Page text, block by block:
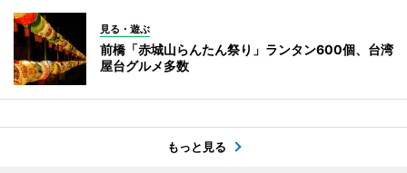
見る・遊ぶ
前橋「赤城山らんたん祭り」ランタン600個、台湾
屋台グルメ多数
もっと見る